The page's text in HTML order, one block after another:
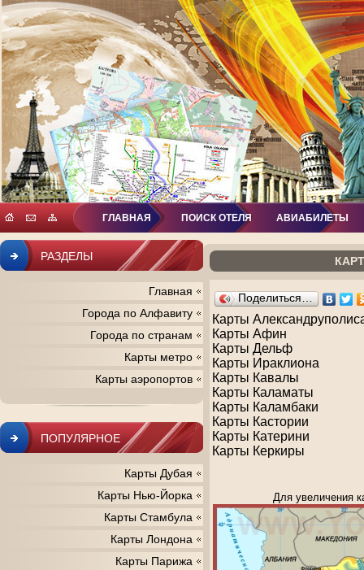
Поделиться…
Карты
Карты Афин
Карты Дельф
Карты Ираклиона
Карты Кавалы
Карты Каламаты
Карты Каламбаки
Карты Кастории
Карты Катерини
Карты Керкиры
Для увеличения
РАЗДЕЛЫ
Главная
Города по Алфавиту
Города по странам
Карты метро
Карты аэропортов
ПОПУЛЯРНОЕ
Карты Дубая
Карты Нью-Йорка
Карты Стамбула
Карты Лондона
Карты Парижа
ГЛАВНАЯ ПОИСК ОТЕЛЯ АВИАБИЛЕТЫ